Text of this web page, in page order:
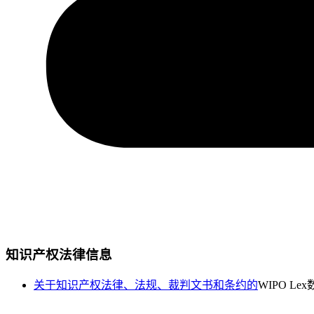
知识产权法律信息
关于知识产权法律、法规、裁判文书和条约的WIPO Lex